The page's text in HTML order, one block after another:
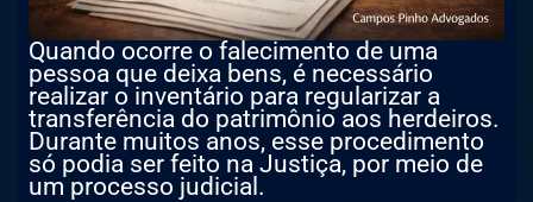
Quando ocorre o falecimento de uma
pessoa que deixa bens, é necessário
realizar o inventário para regularizar a
transferência do patrimônio aos herdeiros.
Durante muitos anos, esse procedimento
só podia ser feito na Justiça, por meio de
um processo judicial.